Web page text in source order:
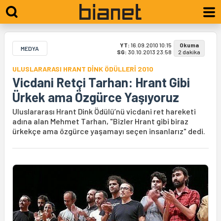
MEDYA YT: 16.09.2010 10:15
SG: 30.10.2013 23:58
Okuma
2 dakika
ULUSLARARASI HRANT DİNK ÖDÜLLERİ 2010
Vicdani Retçi Tarhan: Hrant Gibi
Ürkek ama Özgürce Yaşıyoruz
Uluslararası Hrant Dink Ödülü’nü vicdani ret hareketi
adına alan Mehmet Tarhan, "Bizler Hrant gibi biraz
ürkekçe ama özgürce yaşamayı seçen insanlarız" dedi.